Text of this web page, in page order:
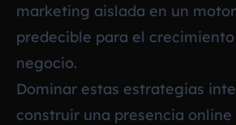
marketing aislada en un
predecible para el
negocio.
Dominar estas estrategias
construir una presencia